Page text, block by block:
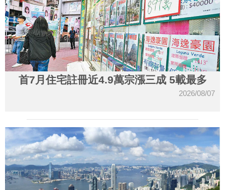
首7月住宅註冊近4.9萬宗漲三成 5載最多
2026/08/07